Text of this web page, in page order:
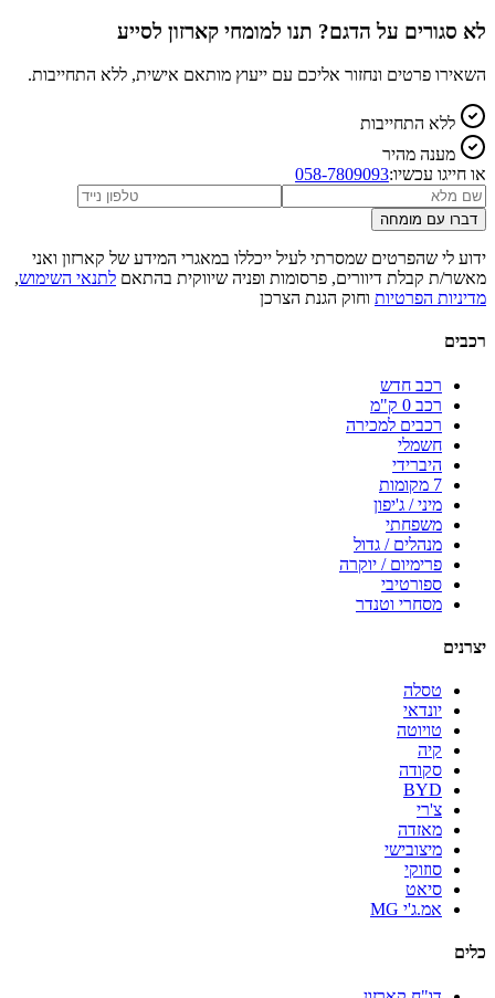
לא סגורים על הדגם? תנו למומחי קארזון לסייע
השאירו פרטים ונחזור אליכם עם ייעוץ מותאם אישית, ללא התחייבות.
ללא התחייבות
מענה מהיר
או חייגו עכשיו:058-7809093
דברו עם מומחה
ידוע לי שהפרטים שמסרתי לעיל ייכללו במאגרי המידע של קארזון ואני
מאשר/ת קבלת דיוורים, פרסומות ופניה שיווקית בהתאם לתנאי השימוש,
מדיניות הפרטיות וחוק הגנת הצרכן
רכבים
רכב חדש
רכב 0 ק"מ
רכבים למכירה
חשמלי
היברידי
7 מקומות
מיני / ג'יפון
משפחתי
מנהלים / גדול
פרימיום / יוקרה
ספורטיבי
מסחרי וטנדר
יצרנים
טסלה
יונדאי
טויוטה
קיה
סקודה
BYD
צ'רי
מאזדה
מיצובישי
סוזוקי
סיאט
אמ.ג'י MG
כלים